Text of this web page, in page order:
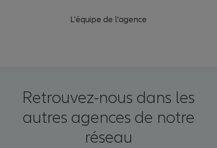
L'équipe de l'agence
Retrouvez-nous dans les
autres agences de notre
réseau